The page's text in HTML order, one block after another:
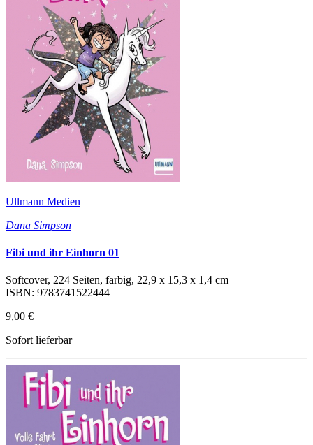
Ullmann Medien
Dana Simpson
Fibi und ihr Einhorn 01
Softcover, 224 Seiten, farbig, 22,9 x 15,3 x 1,4 cm
ISBN: 9783741522444
9,00 €
Sofort lieferbar